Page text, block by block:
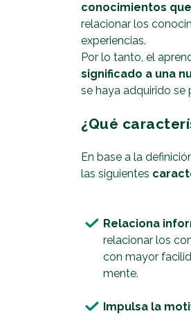
conocimientos
relacionar los
experiencias.
Por lo tanto, el
significado a una
se haya adquirido se
¿Qué
En base a la
las siguientes
Relaciona
relacionar los
con mayor
mente.
Impulsa la